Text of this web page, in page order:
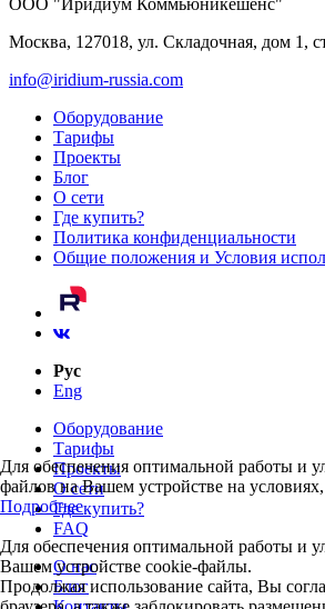
ООО "Иридиум Коммьюникешенс"
Москва, 127018, ул. Складочная, дом 1,
info@iridium-russia.com
Оборудование
Тарифы
Проекты
Блог
О сети
Где купить?
Политика конфиденциальности
Общие положения и Условия
Рус
Eng
Оборудование
Тарифы
Проекты
О сети
Где купить?
FAQ
О нас
Блог
Для обеспечения оптимальной работы и
файлов на Вашем устройстве на
Подробнее
Для обеспечения оптимальной работы и
Вашем устройстве cookie-файлы.
Продолжая использование сайта, Вы